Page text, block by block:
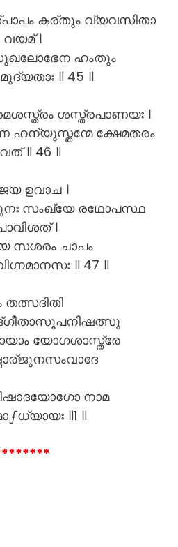
കര്തും വ്യവസിതാ
വയമ് ।
ഹംതും
॥ 45 ॥
ശസ്ത്രപാണയഃ ।
ഹന്യുസ്തന്മേ ക്ഷേമതരം
॥ 46 ॥
ഉവാച ।
സംഖ്യേ രഥോപസ്ഥ
।
സശരം ചാപം
॥ 47 ॥
തത്സദിതി
യോഗശാസ്ത്രേ
നാമ
॥1 ॥